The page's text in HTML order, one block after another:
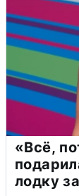
«Всё,
лодку